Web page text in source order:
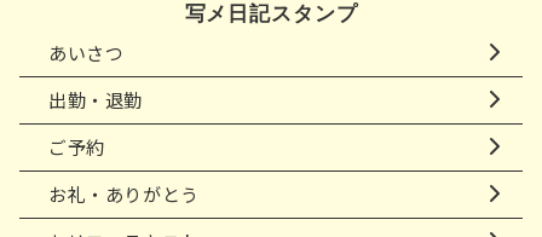
写メ日記スタンプ
あいさつ
出勤・退勤
ご予約
お礼・ありがとう